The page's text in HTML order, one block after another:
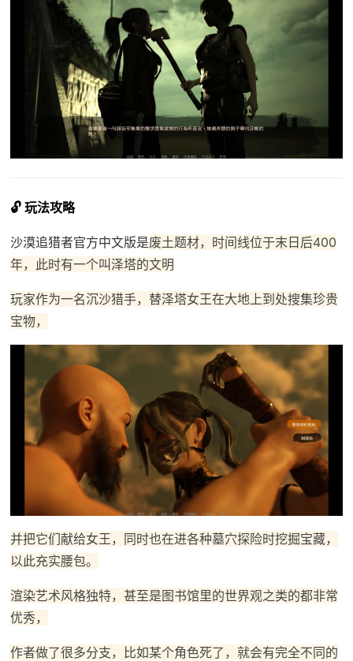
🔓 玩法攻略
沙漠追猎者官方中文版是废土题材，时间线位于末日后400
年，此时有一个叫泽塔的文明
玩家作为一名沉沙猎手，替泽塔女王在大地上到处搜集珍贵
宝物，
并把它们献给女王，同时也在进各种墓穴探险时挖掘宝藏，
以此充实腰包。
渲染艺术风格独特，甚至是图书馆里的世界观之类的都非常
优秀，
作者做了很多分支，比如某个角色死了，就会有完全不同的